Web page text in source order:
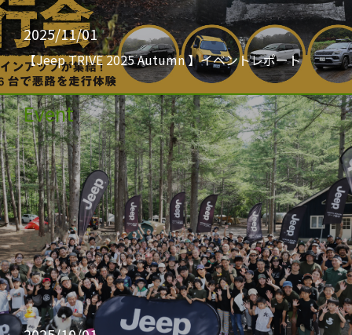
2025/11/01
【Jeep TRIVE 2025 Autumn 】イベントレポート
Event